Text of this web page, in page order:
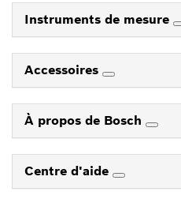
Instruments de mesure
Accessoires
À propos de Bosch
Centre d'aide